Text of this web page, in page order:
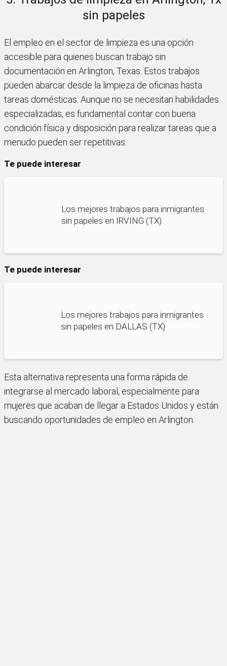
sin papeles
El empleo en el sector de limpieza es una opción
accesible para quienes buscan trabajo sin
documentación en Arlington, Texas. Estos trabajos
pueden abarcar desde la limpieza de oficinas hasta
tareas domésticas. Aunque no se necesitan habilidades
especializadas, es fundamental contar con buena
condición física y disposición para realizar tareas que a
menudo pueden ser repetitivas.
Te puede interesar
Los mejores trabajos para inmigrantes
sin papeles en IRVING (TX)
Te puede interesar
Los mejores trabajos para inmigrantes
sin papeles en DALLAS (TX)
Esta alternativa representa una forma rápida de
integrarse al mercado laboral, especialmente para
mujeres que acaban de llegar a Estados Unidos y están
buscando oportunidades de empleo en Arlington.